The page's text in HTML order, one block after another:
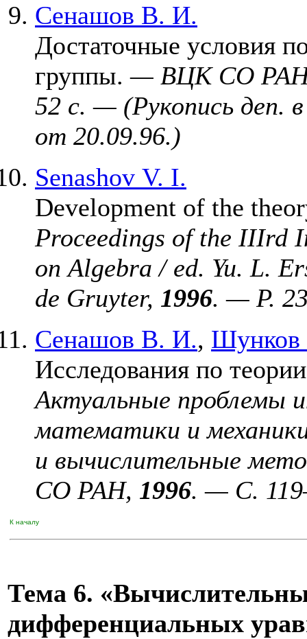
Сенашов В. И.
Достаточные условия
группы. — ВЦК СО
52 с. — (Рукопись
от 20.09.96.)
Senashov V. I.
Development of the
Proceedings of the IIIrd
on Algebra / ed. Yu. L.
de Gruyter, 1996. — P. 2
Сенашов В. И.,
Исследования по
Актуальные проблемы
математики и
и вычислительные
СО РАН, 1996. — С. 1
К началу
Тема 6.
дифференциальных